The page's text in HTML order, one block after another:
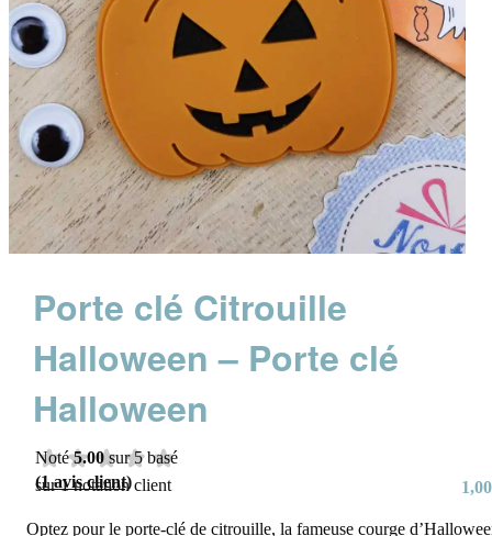
Porte clé Citrouille
Halloween – Porte clé
Halloween
Noté5.00 sur 5 basé
sur1notation client
(1avis client) 1,00
Optez pour le porte-clé de citrouille, la fameuse courge